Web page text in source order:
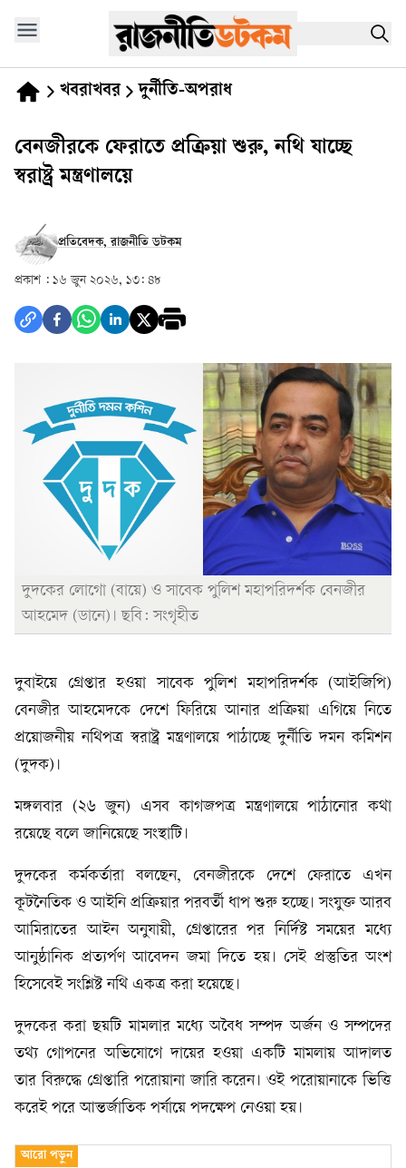
খবরাখবর দুর্নীতি-অপরাধ
বেনজীরকে ফেরাতে প্রক্রিয়া শুরু, নথি যাচ্ছে
স্বরাষ্ট্র মন্ত্রণালয়ে
প্রতিবেদক, রাজনীতি ডটকম
প্রকাশ : ১৬ জুন ২০২৬, ১৩: ৪৮
দুদকের লোগো (বায়ে) ও সাবেক পুলিশ মহাপরিদর্শক বেনজীর
আহমেদ (ডানে)। ছবি: সংগৃহীত
দুবাইয়ে গ্রেপ্তার হওয়া সাবেক পুলিশ মহাপরিদর্শক (আইজিপি)
বেনজীর আহমেদকে দেশে ফিরিয়ে আনার প্রক্রিয়া এগিয়ে নিতে
প্রয়োজনীয় নথিপত্র স্বরাষ্ট্র মন্ত্রণালয়ে পাঠাচ্ছে দুর্নীতি দমন কমিশন
(দুদক)।
মঙ্গলবার (২৬ জুন) এসব কাগজপত্র মন্ত্রণালয়ে পাঠানোর কথা
রয়েছে বলে জানিয়েছে সংস্থাটি।
দুদকের কর্মকর্তারা বলছেন, বেনজীরকে দেশে ফেরাতে এখন
কূটনৈতিক ও আইনি প্রক্রিয়ার পরবর্তী ধাপ শুরু হচ্ছে। সংযুক্ত আরব
আমিরাতের আইন অনুযায়ী, গ্রেপ্তারের পর নির্দিষ্ট সময়ের মধ্যে
আনুষ্ঠানিক প্রত্যর্পণ আবেদন জমা দিতে হয়। সেই প্রস্তুতির অংশ
হিসেবেই সংশ্লিষ্ট নথি একত্র করা হয়েছে।
দুদকের করা ছয়টি মামলার মধ্যে অবৈধ সম্পদ অর্জন ও সম্পদের
তথ্য গোপনের অভিযোগে দায়ের হওয়া একটি মামলায় আদালত
তার বিরুদ্ধে গ্রেপ্তারি পরোয়ানা জারি করেন। ওই পরোয়ানাকে ভিত্তি
করেই পরে আন্তর্জাতিক পর্যায়ে পদক্ষেপ নেওয়া হয়।